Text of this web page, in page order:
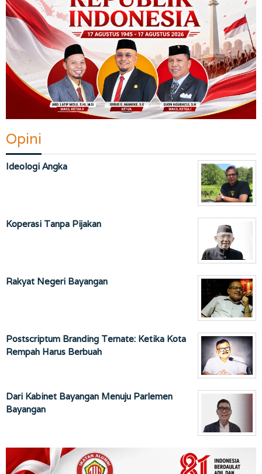
Opini
Ideologi Angka
Koperasi Tanpa Pijakan
Rakyat Negeri Bayangan
Postscriptum Branding Ternate: Ketika Kota
Rempah Harus Berbuah
Dari Kabinet Bayangan Menuju Parlemen
Bayangan